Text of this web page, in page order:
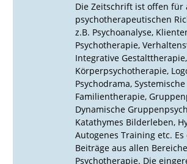
Die Zeitschrift ist offen für
psychotherapeutischen
z.B. Psychoanalyse,
Psychotherapie,
Integrative Gestalttherapie,
Körperpsychotherapie,
Psychodrama, Systemische
Familientherapie,
Dynamische
Katathymes Bilderleben,
Autogenes Training etc.
Beiträge aus allen
Psychotherapie. Die